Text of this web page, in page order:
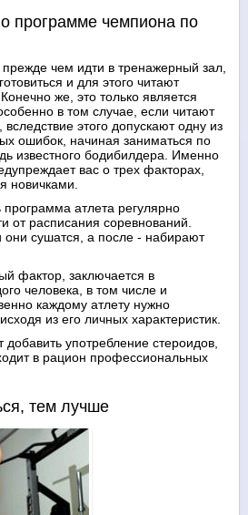
программе чемпиона по
чем идти в тренажерный зал,
и для этого читают
же, это только является
в том случае, если читают
этого допускают одну из
ошибок, начиная заниматься по
известного бодибилдера. Именно
вас о трех факторах,
новичками.
атлета регулярно
от расписания соревнований.
сушатся, а после - набирают
фактор, заключается в
человека, в том числе и
каждому атлету нужно
из его личных характеристик.
добавить употребление стероидов,
в рацион профессиональных
тем лучше